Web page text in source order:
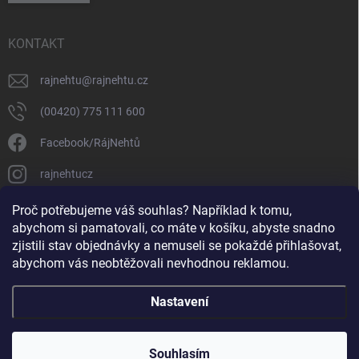
Proč potřebujeme váš souhlas? Například k tomu,
abychom si pamatovali, co máte v košíku, abyste snadno
zjistili stav objednávky a nemuseli se pokaždé přihlašovat,
abychom vás neobtěžovali nevhodnou reklamou.
Nastavení
Souhlasím
KONTAKT
rajnehtu@rajnehtu.cz
(00420) 775 111 600
Facebook/RájNehtů
rajnehtucz
https://www.youtube.com/@RajnehtuCzc
Ráj nehtů . Všechna práva vyhrazena.